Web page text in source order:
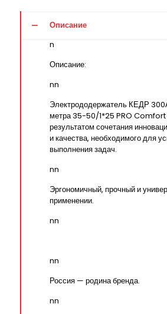
Описание
n
Описание:
nn
Электрододержатель КЕДР
метра 35-50/1*25 PRO Comfort
результатом сочетания
и качества, необходимого для
выполнения задач.
nn
Эргономичный, прочный и
применении.
nn
nn
Россия — родина бренда.
nn